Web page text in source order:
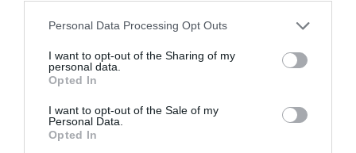
Please note that this website/app uses one or more Google
not limited to your visit or usage behaviour. You may click to
grant or deny consent to Google and its third-party tags to
use your data for below specified purposes in below Google
consent section.
Personal Data Processing Opt Outs
I want to opt-out of the Sharing of my
personal data.
Opted In
I want to opt-out of the Sale of my
Personal Data.
Opted In